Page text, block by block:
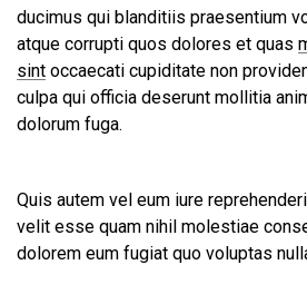
ducimus qui blanditiis praesentium
atque corrupti quos dolores et quas
sint occaecati cupiditate non
culpa qui officia deserunt mollitia
dolorum fuga.
Quis autem vel eum iure
velit esse quam nihil molestiae
dolorem eum fugiat quo voluptas